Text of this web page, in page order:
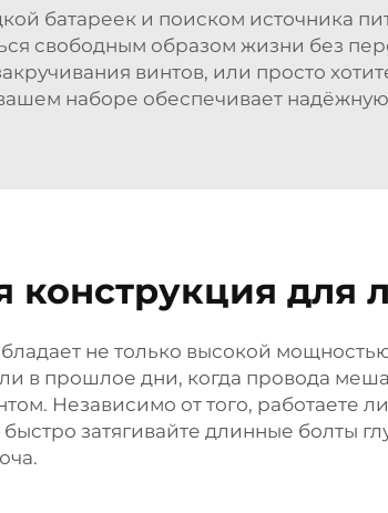
батареек и поиском источника
свободным образом жизни без
винтов, или просто
наборе обеспечивает
конструкция для
не только высокой
в прошлое дни, когда провода
Независимо от того, работаете
быстро затягивайте длинные болты